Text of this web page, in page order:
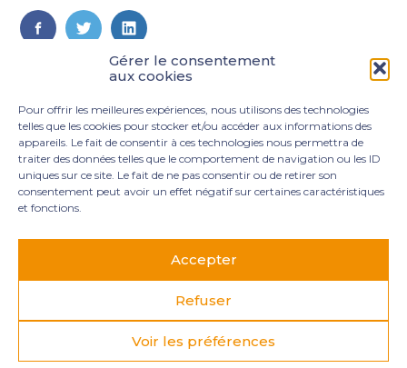
Gérer le consentement
aux cookies
Pour offrir les meilleures expériences, nous utilisons des technologies
telles que les cookies pour stocker et/ou accéder aux informations des
appareils. Le fait de consentir à ces technologies nous permettra de
traiter des données telles que le comportement de navigation ou les ID
uniques sur ce site. Le fait de ne pas consentir ou de retirer son
consentement peut avoir un effet négatif sur certaines caractéristiques
et fonctions.
Accepter
Refuser
Voir les préférences
FaceBook
TwitterLinkedIn
Principale
3 rue Marie Dupil – La Plaine Petit Manoir – 97232 Le
MENTIONS LÉGALES
PLAN DU SITE